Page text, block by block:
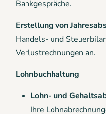
Bankgespräche.
Erstellung von
Handels- und
Verlustrechnungen an.
Lohnbuchhaltung
Lohn- und
Ihre